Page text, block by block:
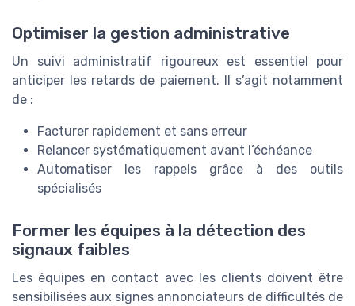
Optimiser la gestion administrative
Un suivi administratif rigoureux est essentiel pour
anticiper les retards de paiement. Il s’agit notamment
de :
Facturer rapidement et sans erreur
Relancer systématiquement avant l’échéance
Automatiser les rappels grâce à des outils
spécialisés
Former les équipes à la détection des
signaux faibles
Les équipes en contact avec les clients doivent être
sensibilisées aux signes annonciateurs de difficultés de